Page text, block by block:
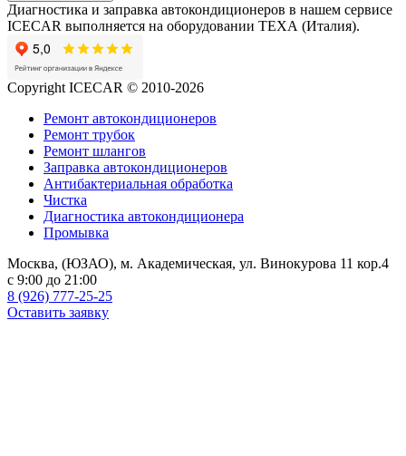
Диагностика и заправка автокондиционеров в нашем сервисе
ICECAR выполняется на оборудовании ТЕХА (Италия).
Copyright ICECAR © 2010-2026
Ремонт автокондиционеров
Ремонт трубок
Ремонт шлангов
Заправка автокондиционеров
Антибактериальная обработка
Чистка
Диагностика автокондиционера
Промывка
Москва, (ЮЗАО), м. Академическая, ул. Винокурова 11 кор.4
c 9:00 до 21:00
8 (926) 777-25-25
Оставить заявку